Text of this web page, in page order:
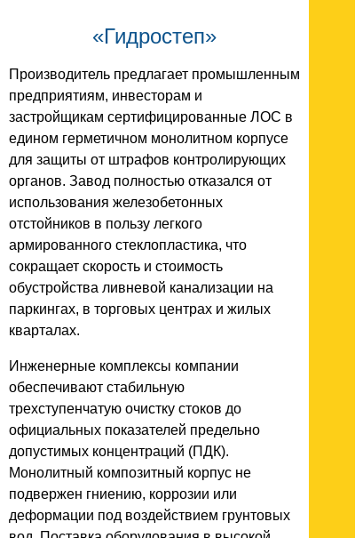
«Гидростеп»
Производитель предлагает промышленным
предприятиям, инвесторам и
застройщикам сертифицированные ЛОС в
едином герметичном монолитном корпусе
для защиты от штрафов контролирующих
органов. Завод полностью отказался от
использования железобетонных
отстойников в пользу легкого
армированного стеклопластика, что
сокращает скорость и стоимость
обустройства ливневой канализации на
паркингах, в торговых центрах и жилых
кварталах.
Инженерные комплексы компании
обеспечивают стабильную
трехступенчатую очистку стоков до
официальных показателей предельно
допустимых концентраций (ПДК).
Монолитный композитный корпус не
подвержен гниению, коррозии или
деформации под воздействием грунтовых